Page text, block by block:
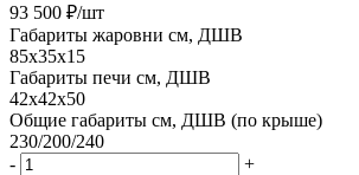
93 500 ₽/шт
Габариты жаровни см, ДШВ
85x35x15
Габариты печи см, ДШВ
42x42x50
Общие габариты см, ДШВ (по крыше)
230/200/240
-
+